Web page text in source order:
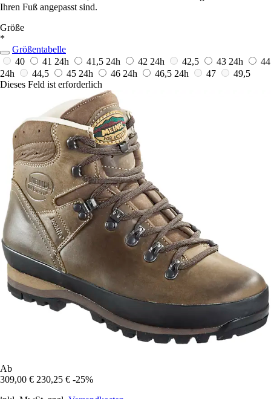
Ihren Fuß angepasst sind.
Größe
*
Größentabelle
40
41 24h 41,5 24h 42 24h 42,5 43 24h
44
24h
44,5 45 24h 46 24h 46,5 24h 47
49,5
Dieses Feld ist erforderlich
Ab
309,00 € 230,25 € -25%